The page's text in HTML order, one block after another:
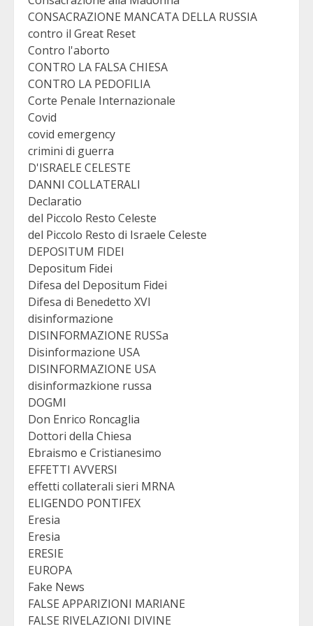
CONSACRAZIONE MANCATA DELLA RUSSIA
contro il Great Reset
Contro l'aborto
CONTRO LA FALSA CHIESA
CONTRO LA PEDOFILIA
Corte Penale Internazionale
Covid
covid emergency
crimini di guerra
D'ISRAELE CELESTE
DANNI COLLATERALI
Declaratio
del Piccolo Resto Celeste
del Piccolo Resto di Israele Celeste
DEPOSITUM FIDEI
Depositum Fidei
Difesa del Depositum Fidei
Difesa di Benedetto XVI
disinformazione
DISINFORMAZIONE RUSSa
Disinformazione USA
DISINFORMAZIONE USA
disinformazkione russa
DOGMI
Don Enrico Roncaglia
Dottori della Chiesa
Ebraismo e Cristianesimo
EFFETTI AVVERSI
effetti collaterali sieri MRNA
ELIGENDO PONTIFEX
Eresia
Eresia
ERESIE
EUROPA
Fake News
FALSE APPARIZIONI MARIANE
FALSE RIVELAZIONI DIVINE